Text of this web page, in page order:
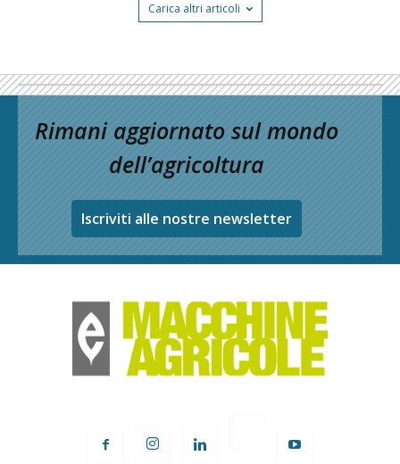
Carica altri articoli
Rimani aggiornato sul mondo
dell’agricoltura
Iscriviti alle nostre newsletter